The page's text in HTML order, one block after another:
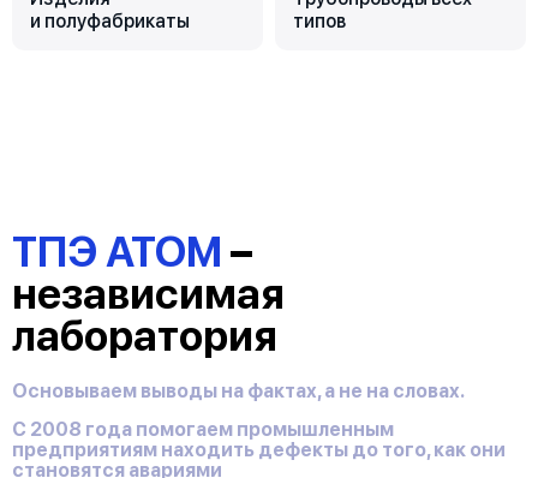
и полуфабрикаты
типов
ТПЭ АТОМ –
независимая
лаборатория
Основываем выводы на фактах, а не на словах.
С 2008 года помогаем промышленным
предприятиям находить дефекты до того, как они
становятся авариями